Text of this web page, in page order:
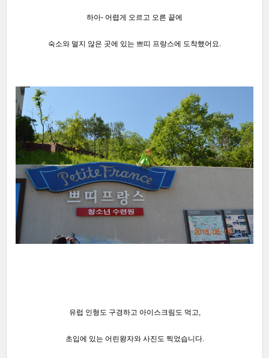
하아- 어렵게 오르고 오른 끝에
숙소와 멀지 않은 곳에 있는 쁘띠 프랑스에 도착했어요.
유럽 인형도 구경하고 아이스크림도 먹고,
초입에 있는 어린왕자와 사진도 찍었습니다.